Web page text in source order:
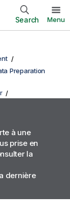
Search Menu
Preparation
à une
prise en
la
dernière